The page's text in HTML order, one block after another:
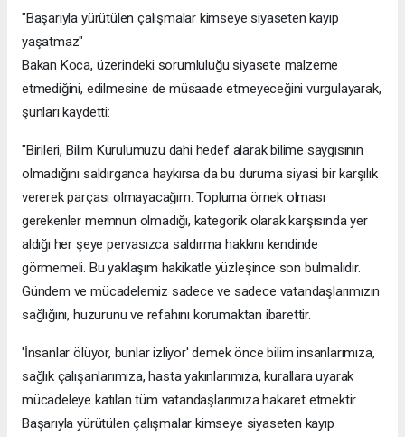
"Başarıyla yürütülen çalışmalar kimseye siyaseten kayıp
yaşatmaz"
Bakan Koca, üzerindeki sorumluluğu siyasete malzeme
etmediğini, edilmesine de müsaade etmeyeceğini vurgulayarak,
şunları kaydetti:
"Birileri, Bilim Kurulumuzu dahi hedef alarak bilime saygısının
olmadığını saldırganca haykırsa da bu duruma siyasi bir karşılık
vererek parçası olmayacağım. Topluma örnek olması
gerekenler memnun olmadığı, kategorik olarak karşısında yer
aldığı her şeye pervasızca saldırma hakkını kendinde
görmemeli. Bu yaklaşım hakikatle yüzleşince son bulmalıdır.
Gündem ve mücadelemiz sadece ve sadece vatandaşlarımızın
sağlığını, huzurunu ve refahını korumaktan ibarettir.
'İnsanlar ölüyor, bunlar izliyor' demek önce bilim insanlarımıza,
sağlık çalışanlarımıza, hasta yakınlarımıza, kurallara uyarak
mücadeleye katılan tüm vatandaşlarımıza hakaret etmektir.
Başarıyla yürütülen çalışmalar kimseye siyaseten kayıp